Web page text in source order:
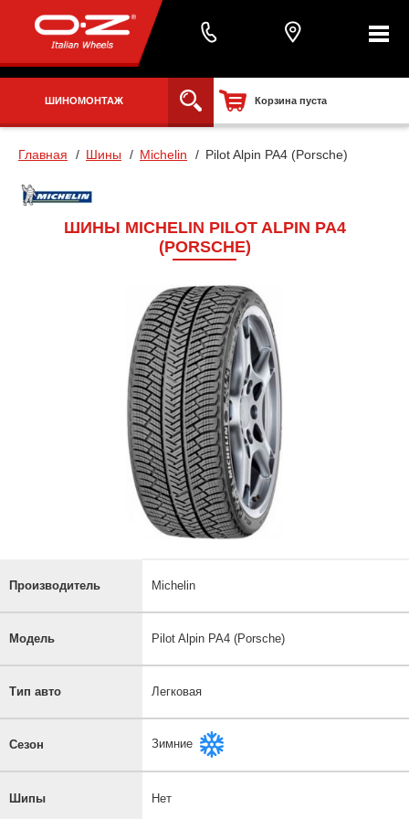
ШИНОМОНТАЖ Корзина пуста
Главная Шины Michelin Pilot Alpin PA4 (Porsche)
ШИНЫ MICHELIN PILOT ALPIN PA4
(PORSCHE)
Производитель Michelin
Модель Pilot Alpin PA4 (Porsche)
Тип авто Легковая
Сезон Зимние
Шипы Нет